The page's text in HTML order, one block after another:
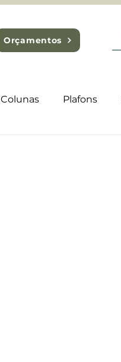
Orçamentos
Colunas Plafons